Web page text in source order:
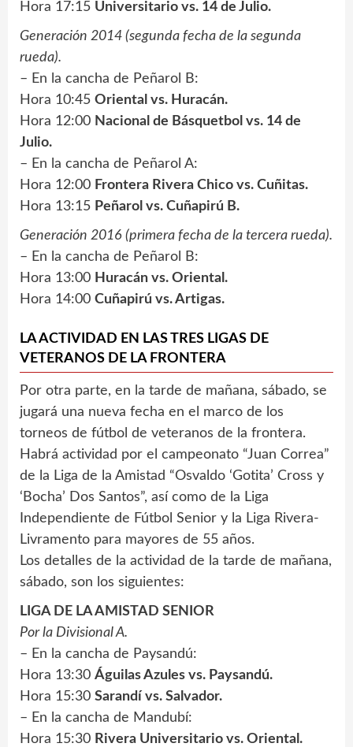
Hora 17:15 Universitario vs. 14 de Julio.
Generación 2014 (segunda fecha de la segunda
rueda).
– En la cancha de Peñarol B:
Hora 10:45 Oriental vs. Huracán.
Hora 12:00 Nacional de Básquetbol vs. 14 de
Julio.
– En la cancha de Peñarol A:
Hora 12:00 Frontera Rivera Chico vs. Cuñitas.
Hora 13:15 Peñarol vs. Cuñapirú B.
Generación 2016 (primera fecha de la tercera rueda).
– En la cancha de Peñarol B:
Hora 13:00 Huracán vs. Oriental.
Hora 14:00 Cuñapirú vs. Artigas.
LA ACTIVIDAD EN LAS TRES LIGAS DE
VETERANOS DE LA FRONTERA
Por otra parte, en la tarde de mañana, sábado, se
jugará una nueva fecha en el marco de los
torneos de fútbol de veteranos de la frontera.
Habrá actividad por el campeonato “Juan Correa”
de la Liga de la Amistad “Osvaldo ‘Gotita’ Cross y
‘Bocha’ Dos Santos”, así como de la Liga
Independiente de Fútbol Senior y la Liga Rivera-
Livramento para mayores de 55 años.
Los detalles de la actividad de la tarde de mañana,
sábado, son los siguientes:
LIGA DE LA AMISTAD SENIOR
Por la Divisional A.
– En la cancha de Paysandú:
Hora 13:30 Águilas Azules vs. Paysandú.
Hora 15:30 Sarandí vs. Salvador.
– En la cancha de Mandubí:
Hora 15:30 Rivera Universitario vs. Oriental.